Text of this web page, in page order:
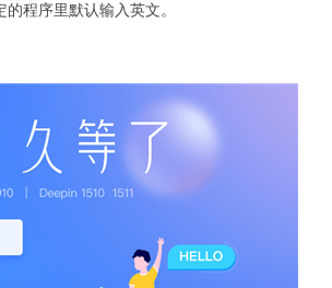
程序里默认输入英文。